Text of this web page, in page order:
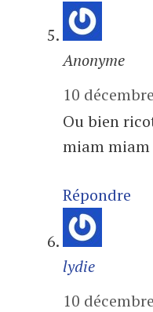
Anonyme
10
Ou bien
miam miam
Répondre
lydie
10